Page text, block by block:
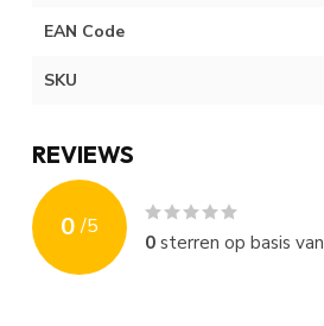
EAN Code
SKU
REVIEWS
0 /5
0sterren op basis van